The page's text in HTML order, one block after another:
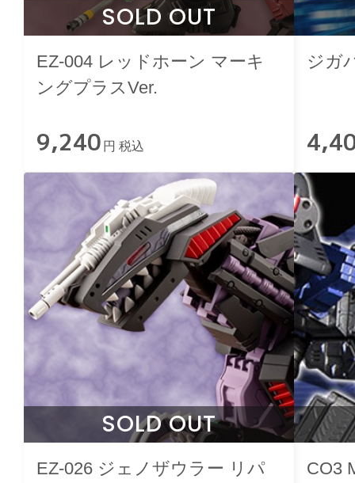
SOLD OUT
EZ-004 レッドホーン マーキ
ングプラスVer.
9,240 円 税込
ジガ
SOLD OUT
EZ-026 ジェノザウラー リパ
CO3